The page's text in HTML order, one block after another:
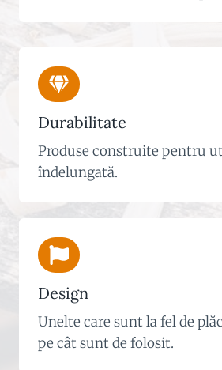
Durabilitate
Produse construite pentru
îndelungată.
Design
Unelte care sunt la fel de
pe cât sunt de folosit.